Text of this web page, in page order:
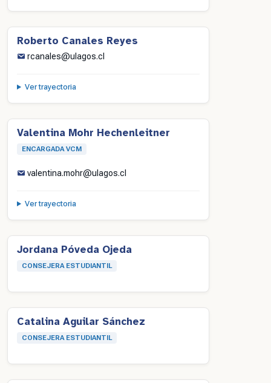
Roberto Canales Reyes
rcanales@ulagos.cl
Ver trayectoria
Valentina Mohr Hechenleitner
ENCARGADA VCM
valentina.mohr@ulagos.cl
Ver trayectoria
Jordana Póveda Ojeda
CONSEJERA ESTUDIANTIL
Catalina Aguilar Sánchez
CONSEJERA ESTUDIANTIL